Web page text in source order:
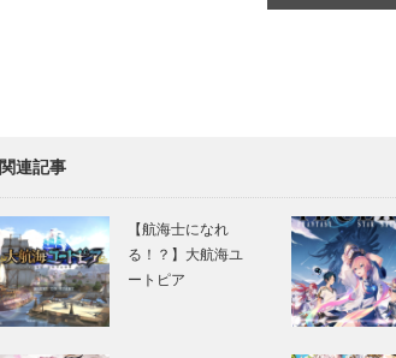
関連記事
【航海士になれ
る！？】大航海ユ
ートピア